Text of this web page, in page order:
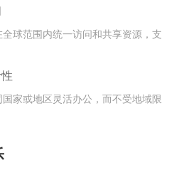
球范围内统一访问和共享资源，支
家或地区灵活办公，而不受地域限